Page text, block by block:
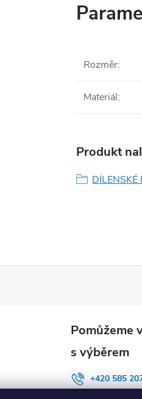
Rozměr:
Materiál:
Produkt
+420 585